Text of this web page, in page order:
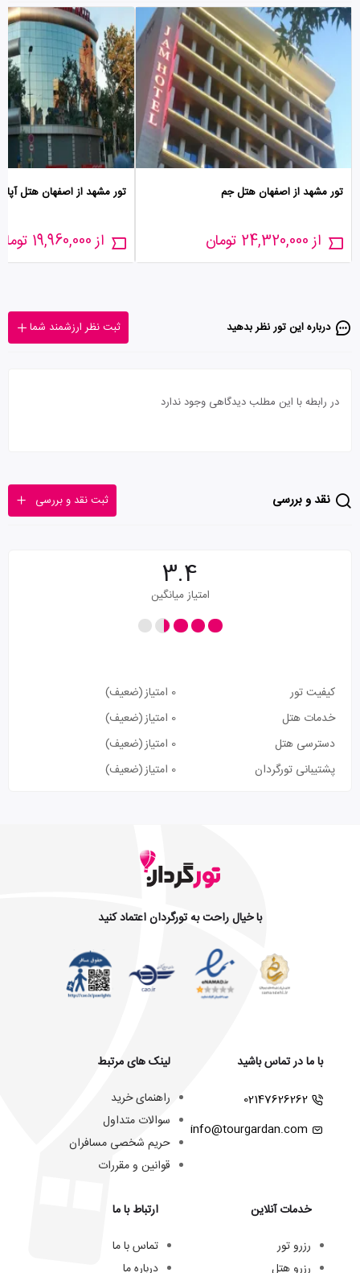
تور مشهد از اصفهان هتل جم
از 24,320,000 تومان
تور مشهد از اصفهان هتل
از 19,960,000 تومان
درباره این تور‌ نظر بدهید ثبت نظر ارزشمند شما
در رابطه با این مطلب دیدگاهی وجود ندارد
نقد و بررسی ثبت نقد و بررسی
3.4
امتیاز میانگین
کیفیت تور 0 امتیاز
(ضعیف)
خدمات هتل
0 امتیاز
(ضعیف)
دسترسی هتل
0 امتیاز
(ضعیف)
پشتیبانی تورگردان
0 امتیاز (ضعیف)
با خیال راحت به تورگردان اعتماد کنید
با ما در تماس باشید
02147626262
info@tourgardan.com
خدمات آنلاین
رزرو تور
رزرو هتل
لینک های مرتبط
راهنمای خرید
سوالات متداول
حریم شخصی مسافران
قوانین و مقررات
ارتباط با ما
تماس با ما
درباره ما